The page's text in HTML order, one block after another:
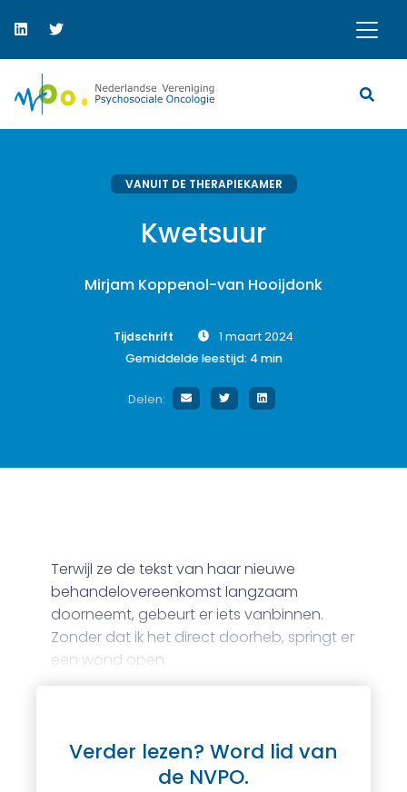
VANUIT DE THERAPIEKAMER
Kwetsuur
Mirjam Koppenol-van Hooijdonk
Tijdschrift
1 maart 2024
Gemiddelde leestijd: 4 min
Delen:
Terwijl ze de tekst van haar nieuwe
behandelovereenkomst langzaam
doorneemt, gebeurt er iets vanbinnen.
Zonder dat ik het direct doorheb, springt er
een wond open.
Verder lezen? Word lid van
de NVPO.